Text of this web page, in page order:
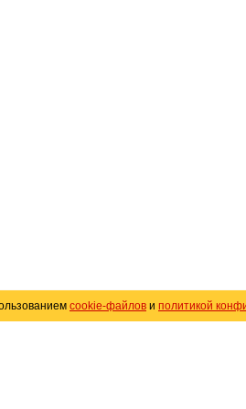
cookie-файлов и политикой